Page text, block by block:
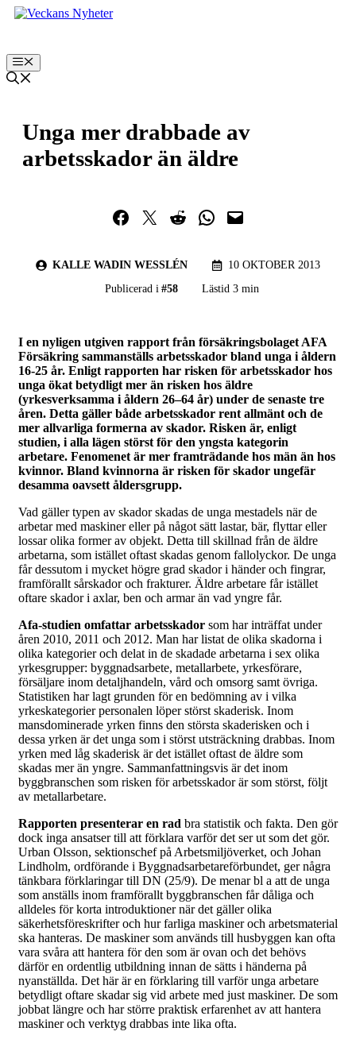
Hoppa
Meny
Unga mer drabbade av
arbetsskador än äldre
Dela på Facebook
Dela på TwitterDela på RedditDela i WhatsApp
Maila en länk
KALLE WADIN WESSLÉN
10 OKTOBER 2013
Publicerad i #58 Lästid 3 min
I en nyligen utgiven rapport från försäkringsbolaget AFA
Försäkring sammanställs arbetsskador bland unga i åldern
16-25 år. Enligt rapporten har risken för arbetsskador hos
unga ökat betydligt mer än risken hos äldre
(yrkesverksamma i åldern 26–64 år) under de senaste tre
åren. Detta gäller både arbetsskador rent allmänt och de
mer allvarliga formerna av skador. Risken är, enligt
studien, i alla lägen störst för den yngsta kategorin
arbetare. Fenomenet är mer framträdande hos män än hos
kvinnor. Bland kvinnorna är risken för skador ungefär
desamma oavsett åldersgrupp.
Vad gäller typen av skador skadas de unga mestadels när de
arbetar med maskiner eller på något sätt lastar, bär, flyttar eller
lossar olika former av objekt. Detta till skillnad från de äldre
arbetarna, som istället oftast skadas genom fallolyckor. De unga
får dessutom i mycket högre grad skador i händer och fingrar,
framförallt sårskador och frakturer. Äldre arbetare får istället
oftare skador i axlar, ben och armar än vad yngre får.
Afa-studien omfattar arbetsskador som har inträffat under
åren 2010, 2011 och 2012. Man har listat de olika skadorna i
olika kategorier och delat in de skadade arbetarna i sex olika
yrkesgrupper: byggnadsarbete, metallarbete, yrkesförare,
försäljare inom detaljhandeln, vård och omsorg samt övriga.
Statistiken har lagt grunden för en bedömning av i vilka
yrkeskategorier personalen löper störst skaderisk. Inom
mansdominerade yrken finns den största skaderisken och i
dessa yrken är det unga som i störst utsträckning drabbas. Inom
yrken med låg skaderisk är det istället oftast de äldre som
skadas mer än yngre. Sammanfattningsvis är det inom
byggbranschen som risken för arbetsskador är som störst, följt
av metallarbetare.
Rapporten presenterar en rad bra statistik och fakta. Den gör
dock inga ansatser till att förklara varför det ser ut som det gör.
Urban Olsson, sektionschef på Arbetsmiljöverket, och Johan
Lindholm, ordförande i Byggnadsarbetareförbundet, ger några
tänkbara förklaringar till DN (25/9). De menar bl a att de unga
som anställs inom framförallt byggbranschen får dåliga och
alldeles för korta introduktioner när det gäller olika
säkerhetsföreskrifter och hur farliga maskiner och arbetsmaterial
ska hanteras. De maskiner som används till husbyggen kan ofta
vara svåra att hantera för den som är ovan och det behövs
därför en ordentlig utbildning innan de sätts i händerna på
nyanställda. Det här är en förklaring till varför unga arbetare
betydligt oftare skadar sig vid arbete med just maskiner. De som
jobbat längre och har större praktisk erfarenhet av att hantera
maskiner och verktyg drabbas inte lika ofta.